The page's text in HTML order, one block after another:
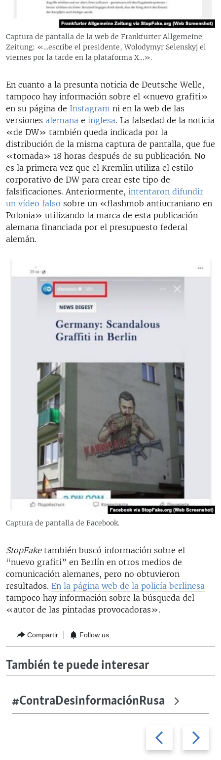
Captura de pantalla de la web de Frankfurter Allgemeine
Zeitung: «…escribe el presidente, Wolodymyr Selenskyj el
viernes por la tarde en la plataforma X…».
En cuanto a la presunta noticia de Deutsche Welle,
tampoco hay información sobre el «nuevo grafiti»
en su página de Instagram ni en la web de las
versiones alemana e inglesa. La falsedad de la noticia
«de DW» también queda indicada por la
distribución de la misma captura de pantalla, que fue
«tomada» 18 horas después de su publicación. No
es la primera vez que el Kremlin utiliza el estilo
corporativo de DW para crear este tipo de
falsificaciones. Anteriormente, intentaron difundir
un vídeo falso sobre un «flashmob antiucraniano en
Polonia» utilizando la marca de esta publicación
alemana financiada por el presupuesto federal
alemán.
Captura de pantalla de Facebook.
StopFake también buscó información sobre el
“nuevo grafiti” en Berlín en otros medios de
comunicación alemanes, pero no obtuvieron
resultados. En la página web de la policía berlinesa
tampoco hay información sobre la búsqueda del
«autor de las pintadas provocadoras».
Compartir Follow us
También te puede interesar
#ContraDesinformaciónRusa
Previous
slide
Next
slide